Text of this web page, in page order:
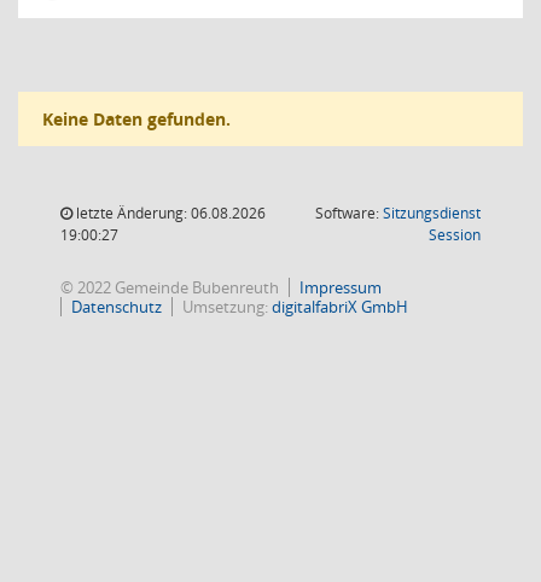
Keine Daten gefunden.
letzte Änderung: 06.08.2026
19:00:27
Software:Sitzungsdienst
Session(Wird in
© 2022 Gemeinde Bubenreuth
Impressum
Datenschutz
Umsetzung:digitalfabriX GmbH